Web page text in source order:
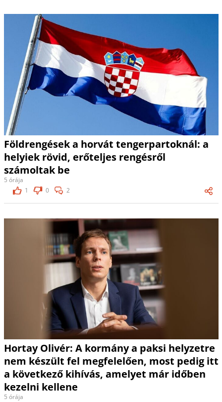
Földrengések a horvát tengerpartoknál: a
helyiek rövid, erőteljes rengésről
számoltak be
5 órája
1
0 2
Hortay Olivér: A kormány a paksi helyzetre
nem készült fel megfelelően, most pedig itt
a következő kihívás, amelyet már időben
kezelni kellene
5 órája